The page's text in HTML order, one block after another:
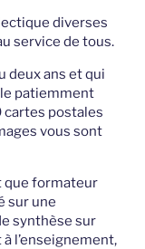
diverses
service de tous.
deux ans et qui
patiemment
cartes postales
vous sont
que formateur
sur une
synthèse sur
l’enseignement,